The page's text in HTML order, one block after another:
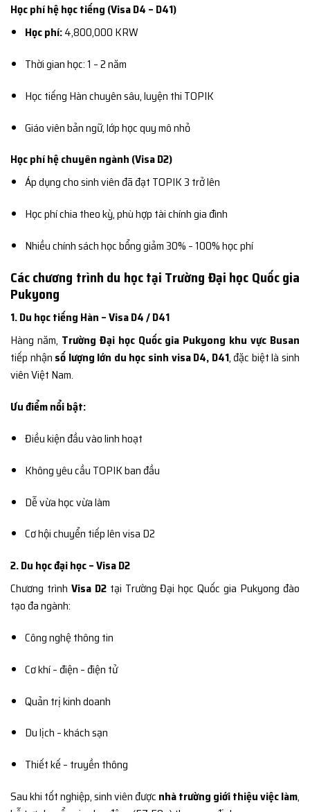
Học phí hệ học tiếng (Visa D4 – D41)
Học phí:4,800,000 KRW
Thời gian học: 1 – 2 năm
Học tiếng Hàn chuyên sâu, luyện thi TOPIK
Giáo viên bản ngữ, lớp học quy mô nhỏ
Học phí hệ chuyên ngành (Visa D2)
Áp dụng cho sinh viên đã đạt TOPIK 3 trở lên
Học phí chia theo kỳ, phù hợp tài chính gia đình
Nhiều chính sách học bổng giảm 30% – 100% học phí
Các chương trình du học tại Trường Đại học Quốc gia
Pukyong
1. Du học tiếng Hàn – Visa D4 / D41
Hàng năm, Trường Đại học Quốc gia Pukyong khu vực Busan
tiếp nhận số lượng lớn du học sinh visa D4, D41, đặc biệt là sinh
viên Việt Nam.
Ưu điểm nổi bật:
Điều kiện đầu vào linh hoạt
Không yêu cầu TOPIK ban đầu
Dễ vừa học vừa làm
Cơ hội chuyển tiếp lên visa D2
2. Du học đại học – Visa D2
Chương trình Visa D2tại Trường Đại học Quốc gia Pukyong đào
tạo đa ngành:
Công nghệ thông tin
Cơ khí – điện – điện tử
Quản trị kinh doanh
Du lịch – khách sạn
Thiết kế – truyền thông
Sau khi tốt nghiệp, sinh viên được nhà trường giới thiệu việc làm,